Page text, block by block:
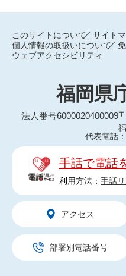
このサイトについて
サイト
個人情報の取扱いについて
ウェブアクセシビリティ
福岡県
法人番号6000020400009
代表電話
手話で電話
利用方法： 手話
アクセス
部署別電話番号